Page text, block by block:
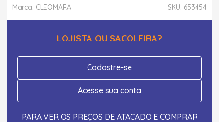
SKU: 653454
Marca: CLEOMARA
LOJISTA OU SACOLEIRA?
Cadastre-se
Acesse sua conta
PARA VER OS PREÇOS DE ATACADO E COMPRAR